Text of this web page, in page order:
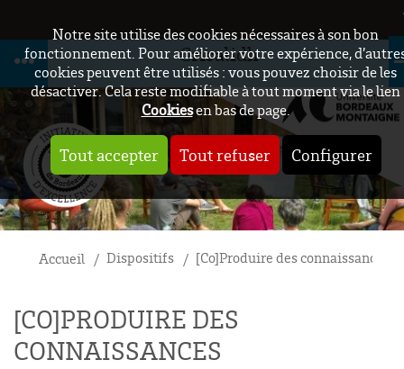
Notre site utilise des cookies nécessaires à son bon
fonctionnement. Pour améliorer votre expérience,
cookies peuvent être utilisés : vous pouvez choisir de les
désactiver. Cela reste modifiable à tout moment via le lien
Cookiesen bas de page.
Tout accepter Tout refuser Configurer
Crisalidh
Accueil Dispositifs [Co]Produire des connaissances
[CO]PRODUIRE DES
CONNAISSANCES